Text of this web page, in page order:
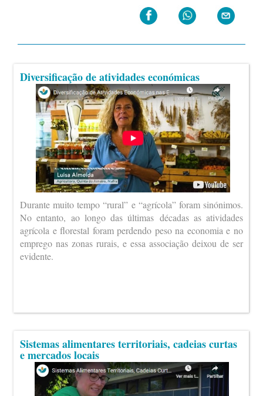
Diversificação de atividades económicas
Durante muito tempo “rural” e “agrícola” foram sinónimos.
No entanto, ao longo das últimas décadas as atividades
agrícola e florestal foram perdendo peso na economia e no
emprego nas zonas rurais, e essa associação deixou de ser
evidente.
Sistemas alimentares territoriais, cadeias curtas
e mercados locais